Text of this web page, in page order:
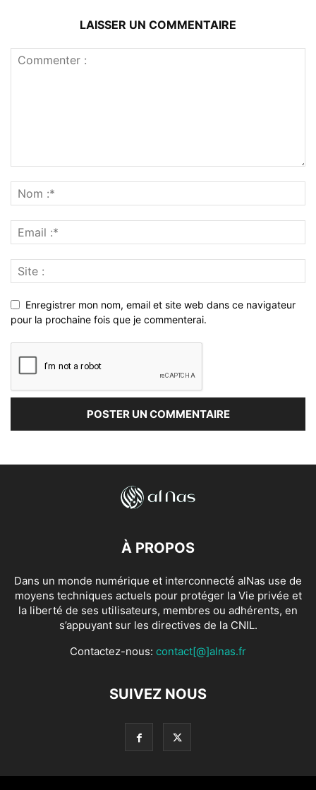
LAISSER UN COMMENTAIRE
Enregistrer mon nom, email et site web dans ce navigateur
pour la prochaine fois que je commenterai.
À PROPOS
Dans un monde numérique et interconnecté alNas use de
moyens techniques actuels pour protéger la Vie privée et
la liberté de ses utilisateurs, membres ou adhérents, en
s’appuyant sur les directives de la CNIL.
Contactez-nous: contact[@]alnas.fr
SUIVEZ NOUS